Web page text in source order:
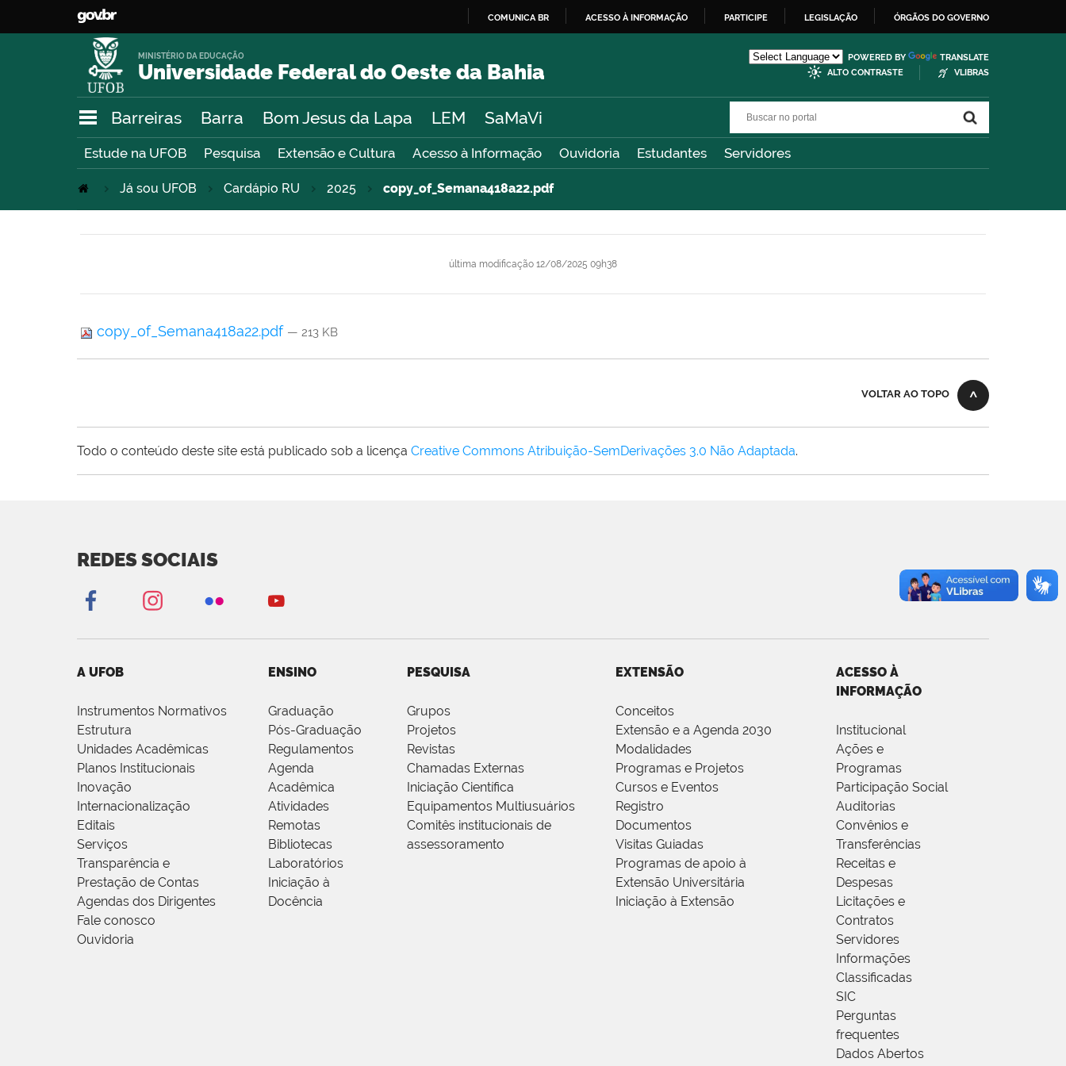
O
COMUNICA BR ACESSO À INFORMAÇÃO PARTICIPE LEGISLAÇÃO ÓRGÃOS DO GOVERNO
Universidade Federal do Oeste da Bahia
MINISTÉRIO DA EDUCAÇÃO POWERED BY
TRANSLATE
ALTO CONTRASTE
VLIBRAS
Barreiras Barra Bom Jesus da Lapa LEM SaMaVi
Estude na UFOB Pesquisa Extensão e Cultura Acesso à Informação Ouvidoria Estudantes Servidores
Já sou UFOB Cardápio RU 2025 copy_of_Semana418a22.pdf
última modificação 12/08/2025 09h38
copy_of_Semana418a22.pdf — 213 KB
VOLTAR AO TOPO
Todo o conteúdo deste site está publicado sob a licença Creative Commons Atribuição-SemDerivações 3.0 Não Adaptada.
REDES SOCIAIS
A UFOB
Instrumentos Normativos
Estrutura
Unidades Acadêmicas
Planos Institucionais
Inovação
Internacionalização
Editais
Serviços
Transparência e
Prestação de Contas
Agendas dos Dirigentes
Fale conosco
Ouvidoria
ENSINO
Graduação
Pós-Graduação
Regulamentos
Agenda
Acadêmica
Atividades
Remotas
Bibliotecas
Laboratórios
Iniciação à
Docência
PESQUISA
Grupos
Projetos
Revistas
Chamadas Externas
Iniciação Científica
Equipamentos Multiusuários
Comitês institucionais de
assessoramento
EXTENSÃO
Conceitos
Extensão e a Agenda 2030
Modalidades
Programas e Projetos
Cursos e Eventos
Registro
Documentos
Visitas Guiadas
Programas de apoio à
Extensão Universitária
Iniciação à Extensão
ACESSO À
INFORMAÇÃO
Institucional
Ações e
Programas
Participação Social
Auditorias
Convênios e
Transferências
Receitas e
Despesas
Licitações e
Contratos
Servidores
Informações
Classificadas
SIC
Perguntas
frequentes
Dados Abertos